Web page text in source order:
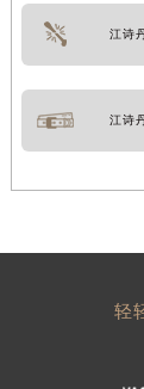
江诗
江诗
轻